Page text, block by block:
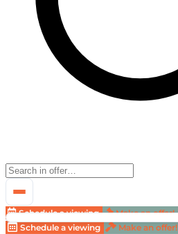
Schedule a viewing Make an offer!
Schedule a viewing
Make an offer!